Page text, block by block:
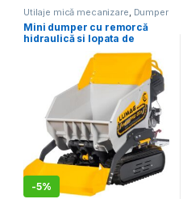
Utilaje mică mecanizare, Dumper
Mini dumper cu remorcă
hidraulică si lopata de
incarcare VH500PRODA
-5%